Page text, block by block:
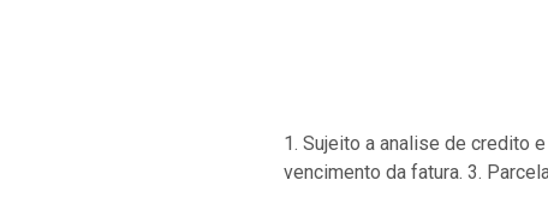
1. Sujeito a analise de credito
vencimento da fatura. 3.